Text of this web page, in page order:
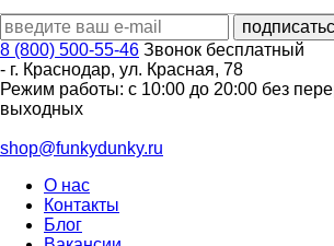
8 (800) 500-55-46 Звонок бесплатный
- г. Краснодар, ул. Красная, 78
Режим работы: с 10:00 до 20:00 без
выходных
shop@funkydunky.ru
О нас
Контакты
Блог